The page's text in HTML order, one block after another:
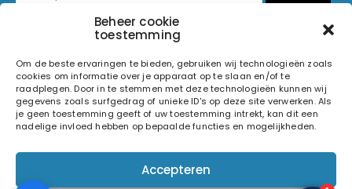
Beheer cookie
toestemming
Om de beste ervaringen te bieden, gebruiken wij technologieën zoals
cookies om informatie over je apparaat op te slaan en/of te
raadplegen. Door in te stemmen met deze technologieën kunnen wij
gegevens zoals surfgedrag of unieke ID's op deze site verwerken. Als
je geen toestemming geeft of uw toestemming intrekt, kan dit een
nadelige invloed hebben op bepaalde functies en mogelijkheden.
Accepteren
© 2026 Light and Sound Factory. Alle rechten voorbehouden.